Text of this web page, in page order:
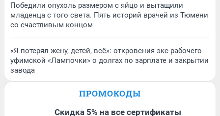
Победили опухоль размером с яйцо и вытащили
младенца с того света. Пять историй врачей из Тюмени
со счастливым концом
«Я потерял жену, детей, всё»: откровения экс-рабочего
уфимской «Лампочки» о долгах по зарплате и закрытии
завода
ПРОМОКОДЫ
Скидка 5% на все сертификаты